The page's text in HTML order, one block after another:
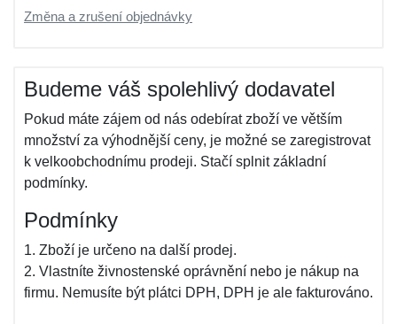
Změna a zrušení objednávky
Budeme váš spolehlivý dodavatel
Pokud máte zájem od nás odebírat zboží ve větším
množství za výhodnější ceny, je možné se zaregistrovat
k velkoobchodnímu prodeji. Stačí splnit základní
podmínky.
Podmínky
1. Zboží je určeno na další prodej.
2. Vlastníte živnostenské oprávnění nebo je nákup na
firmu. Nemusíte být plátci DPH, DPH je ale fakturováno.